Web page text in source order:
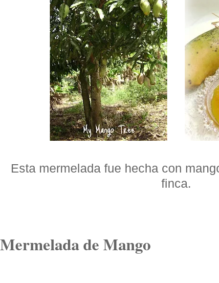
Esta mermelada fue hecha con
finca.
Mermelada de Mango